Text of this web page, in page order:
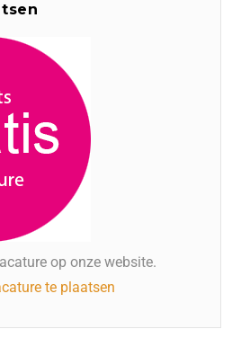
op onze website.
te plaatsen